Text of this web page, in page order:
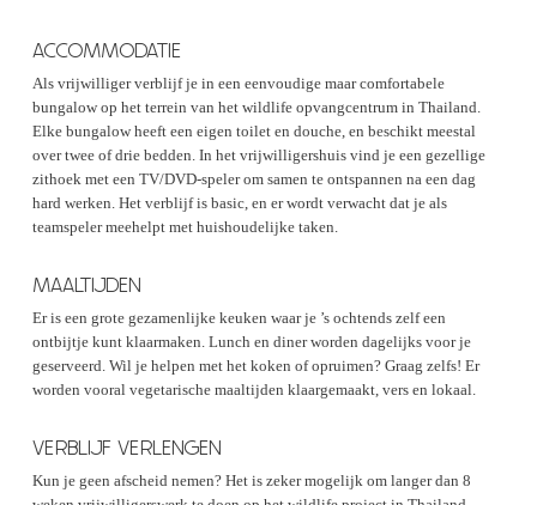
ACCOMMODATIE
Als vrijwilliger verblijf je in een eenvoudige maar comfortabele
bungalow op het terrein van het wildlife opvangcentrum in Thailand.
Elke bungalow heeft een eigen toilet en douche, en beschikt meestal
over twee of drie bedden. In het vrijwilligershuis vind je een gezellige
zithoek met een TV/DVD-speler om samen te ontspannen na een dag
hard werken. Het verblijf is basic, en er wordt verwacht dat je als
teamspeler meehelpt met huishoudelijke taken.
MAALTIJDEN
Er is een grote gezamenlijke keuken waar je ’s ochtends zelf een
ontbijtje kunt klaarmaken. Lunch en diner worden dagelijks voor je
geserveerd. Wil je helpen met het koken of opruimen? Graag zelfs! Er
worden vooral vegetarische maaltijden klaargemaakt, vers en lokaal.
VERBLIJF VERLENGEN
Kun je geen afscheid nemen? Het is zeker mogelijk om langer dan 8